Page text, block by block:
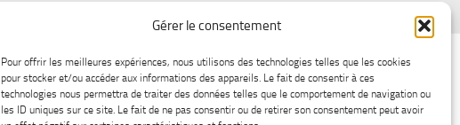
Gérer le consentement
Pour offrir les meilleures expériences, nous utilisons des technologies telles que les cookies
pour stocker et/ou accéder aux informations des appareils. Le fait de consentir à ces
technologies nous permettra de traiter des données telles que le comportement de navigation ou
les ID uniques sur ce site. Le fait de ne pas consentir ou de retirer son consentement peut avoir
Afficher chez nous Lac-Saint-Jean glace Boutique en ligne